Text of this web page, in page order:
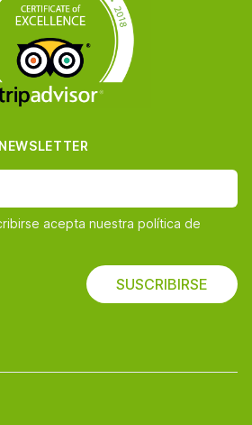
acepta nuestra política de
SUSCRIBIRSE